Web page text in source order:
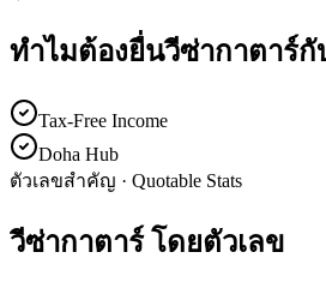
ทำไมต้องยื่นวีซ่ากาตาร์กั
Tax-Free Income
Doha Hub
ตัวเลขสำคัญ · Quotable Stats
วีซ่ากาตาร์ โดยตัวเลข